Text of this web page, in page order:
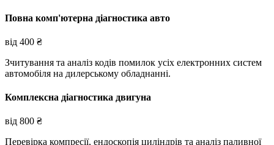
Повна комп'ютерна діагностика авто
від 400 ₴
Зчитування та аналіз кодів помилок усіх електронних систем
автомобіля на дилерському обладнанні.
Комплексна діагностика двигуна
від 800 ₴
Перевірка компресії, ендоскопія циліндрів та аналіз паливної